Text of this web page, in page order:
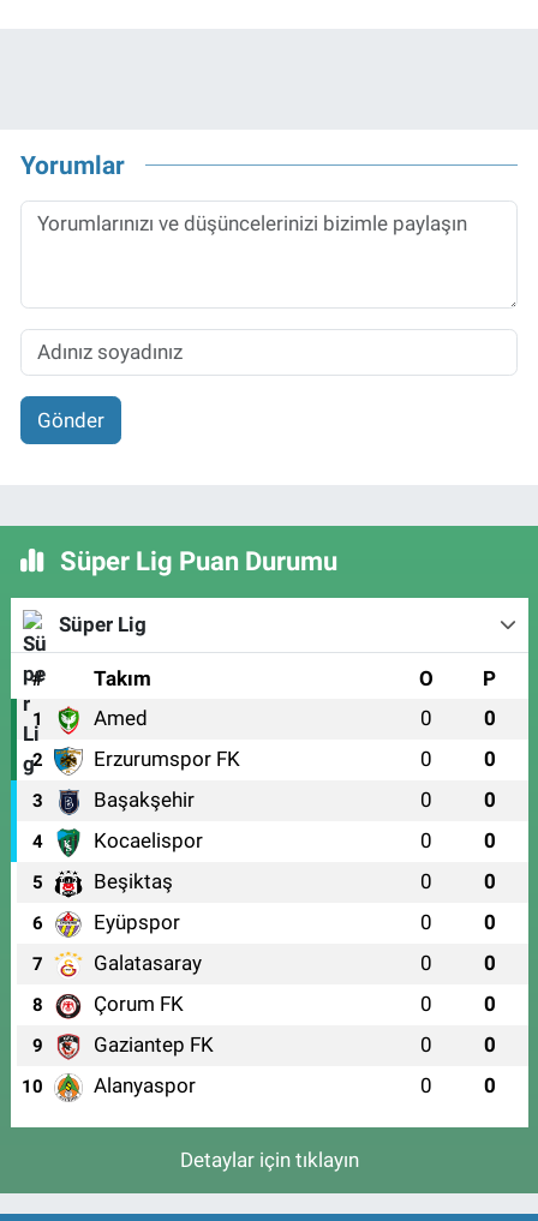
Yorumlar
Gönder
Süper Lig Puan Durumu
Süper Lig
# Takım O P
1 Amed 0 0
2 Erzurumspor FK 0 0
3 Başakşehir 0 0
4 Kocaelispor 0 0
5 Beşiktaş 0 0
6 Eyüpspor 0 0
7 Galatasaray 0 0
8 Çorum FK 0 0
9 Gaziantep FK 0 0
10 Alanyaspor 0 0
Detaylar için tıklayın